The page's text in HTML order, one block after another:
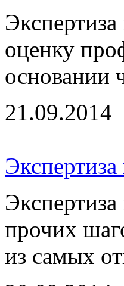
оценку
основании
21.09.2014
прочих
из самых